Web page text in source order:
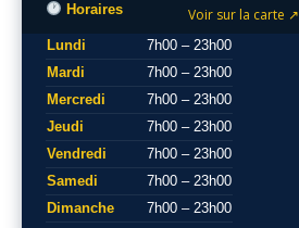
Voir sur la carte ↗
Horaires
Lundi
7h00 – 23h00
Mardi
7h00 – 23h00
Mercredi
7h00 – 23h00
Jeudi
7h00 – 23h00
Vendredi
7h00 – 23h00
Samedi
7h00 – 23h00
Dimanche
7h00 – 23h00